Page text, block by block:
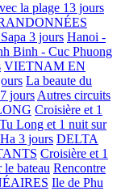
la plage 13 jours
3 jours Hanoi -
Binh - Cuc Phuong
VIETNAM EN
La beaute du
jours Autres circuits
Croisière et 1
Long et 1 nuit sur
3 jours DELTA
Croisière et 1
le bateau Rencontre
Ile de Phu